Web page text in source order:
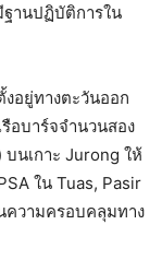
านปฏิบัติการใน
อยู่ทางตะวันออก
อบาร์จจำนวนสอง
บนเกาะ Jurong ให้
ใน Tuas, Pasir
ความครอบคลุมทาง